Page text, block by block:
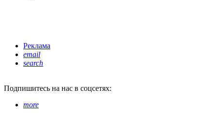
Реклама
email
search
Подпишитесь на нас в соцсетях:
more